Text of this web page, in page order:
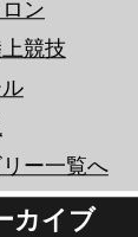
ン
競技
ー一覧へ
カイブ